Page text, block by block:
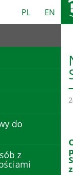
PL EN
do
z